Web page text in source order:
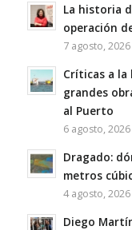
La historia
operación
7 agosto,
Críticas a
grandes
al Puerto
6 agosto,
Dragado:
metros
4 agosto,
Diego